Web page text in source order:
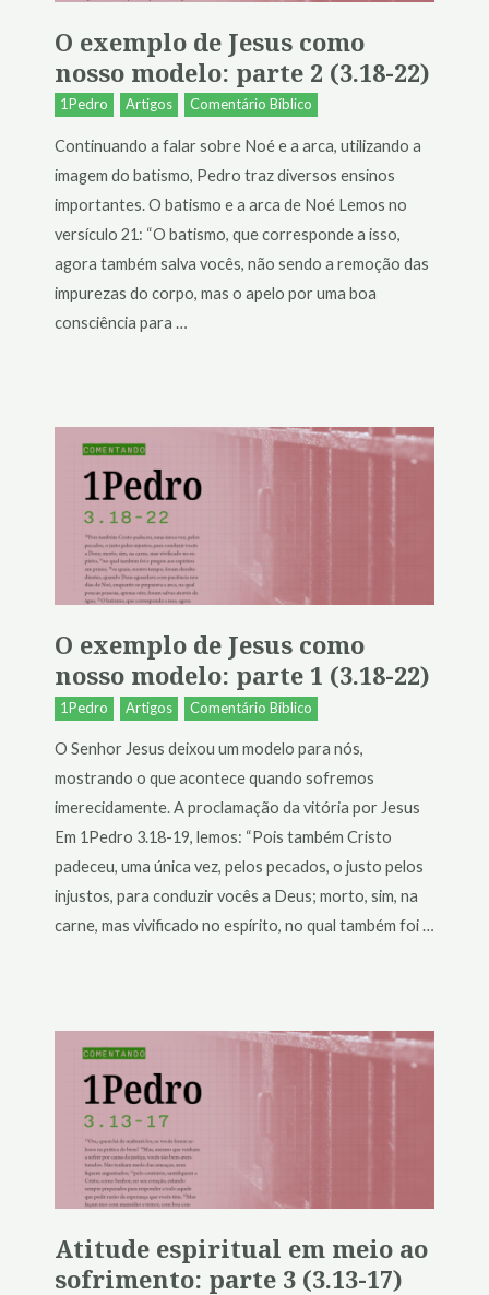
O exemplo de Jesus como
nosso modelo: parte 2 (3.18-22)
1Pedro Artigos Comentário Bíblico
Continuando a falar sobre Noé e a arca, utilizando a
imagem do batismo, Pedro traz diversos ensinos
importantes. O batismo e a arca de Noé Lemos no
versículo 21: “O batismo, que corresponde a isso,
agora também salva vocês, não sendo a remoção das
impurezas do corpo, mas o apelo por uma boa
consciência para …
O exemplo de Jesus como
nosso modelo: parte 1 (3.18-22)
1Pedro Artigos Comentário Bíblico
O Senhor Jesus deixou um modelo para nós,
mostrando o que acontece quando sofremos
imerecidamente. A proclamação da vitória por Jesus
Em 1Pedro 3.18-19, lemos: “Pois também Cristo
padeceu, uma única vez, pelos pecados, o justo pelos
injustos, para conduzir vocês a Deus; morto, sim, na
carne, mas vivificado no espírito, no qual também foi …
Atitude espiritual em meio ao
sofrimento: parte 3 (3.13-17)